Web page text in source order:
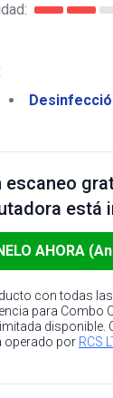
escaneo
está
AHORA
con todas
para Combo
disponible.
operado por RCS